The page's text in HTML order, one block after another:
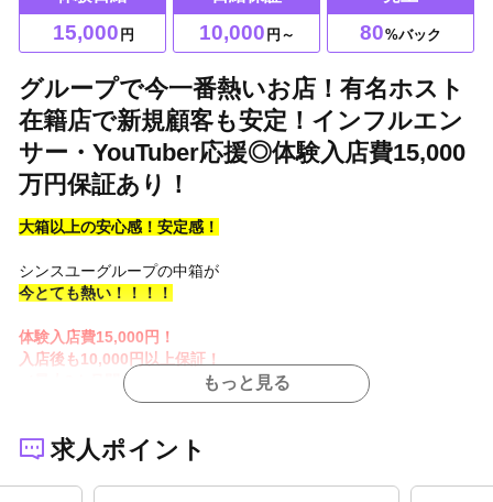
15,000 円 10,000 円～ 80%バック
グループで今一番熱いお店！有名ホスト
在籍店で新規顧客も安定！インフルエン
サー・YouTuber応援◎体験入店費15,000
万円保証あり！
大箱以上の安心感！安定感！
シンスユーグループの中箱が
今とても熱い！！！！
体験入店費15,000円！
入店後も10,000円以上保証！
（最大3カ月間）
業界最高売上80%バック！
レギュラー・アルバイト
もっと見る
求人ポイント